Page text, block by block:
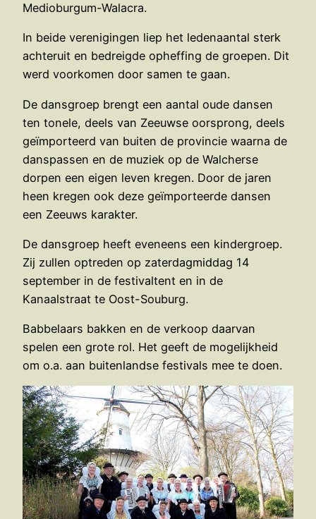
Medioburgum-Walacra.
In beide verenigingen liep het ledenaantal sterk
achteruit en bedreigde opheffing de groepen. Dit
werd voorkomen door samen te gaan.
De dansgroep brengt een aantal oude dansen
ten tonele, deels van Zeeuwse oorsprong, deels
geïmporteerd van buiten de provincie waarna de
danspassen en de muziek op de Walcherse
dorpen een eigen leven kregen. Door de jaren
heen kregen ook deze geïmporteerde dansen
een Zeeuws karakter.
De dansgroep heeft eveneens een kindergroep.
Zij zullen optreden op zaterdagmiddag 14
september in de festivaltent en in de
Kanaalstraat te Oost-Souburg.
Babbelaars bakken en de verkoop daarvan
spelen een grote rol. Het geeft de mogelijkheid
om o.a. aan buitenlandse festivals mee te doen.